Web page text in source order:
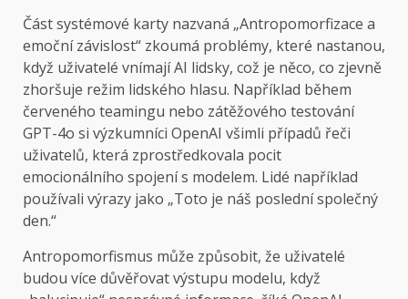
Část systémové karty nazvaná „Antropomorfizace a
emoční závislost“ zkoumá problémy, které nastanou,
když uživatelé vnímají AI lidsky, což je něco, co zjevně
zhoršuje režim lidského hlasu. Například během
červeného teamingu nebo zátěžového testování
GPT-4o si výzkumníci OpenAI všimli případů řeči
uživatelů, která zprostředkovala pocit
emocionálního spojení s modelem. Lidé například
používali výrazy jako „Toto je náš poslední společný
den.“
Antropomorfismus může způsobit, že uživatelé
budou více důvěřovat výstupu modelu, když